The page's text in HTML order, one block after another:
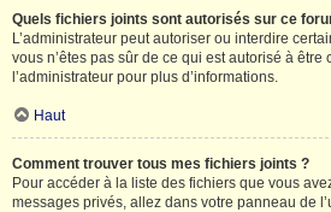
Quels fichiers joints sont autorisés sur ce
L’administrateur peut autoriser ou interdire
vous n’êtes pas sûr de ce qui est autorisé à être
l’administrateur pour plus d’informations.
Haut
Comment trouver tous mes fichiers joints ?
Pour accéder à la liste des fichiers que vous
messages privés, allez dans votre panneau de